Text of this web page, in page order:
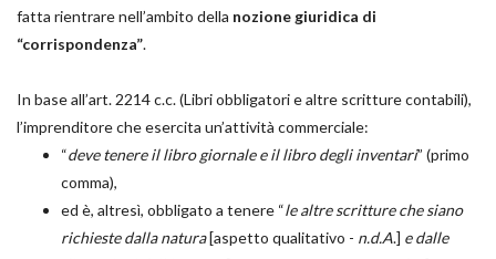
fatta rientrare nell’ambito della nozione giuridica di
“corrispondenza”.
In base all’art. 2214 c.c. (Libri obbligatori e altre scritture contabili),
l’imprenditore che esercita un’attività commerciale:
“deve tenere il libro giornale e il libro degli inventari” (primo
comma),
ed è, altresì, obbligato a tenere “le altre scritture che siano
richieste dalla natura[aspetto qualitativo - n.d.A.] e dalle